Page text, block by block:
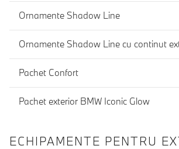
Ornamente Shadow Line
Ornamente Shadow Line cu continut
Pachet Confort
Pachet exterior BMW Iconic Glow
ECHIPAMENTE PENTRU